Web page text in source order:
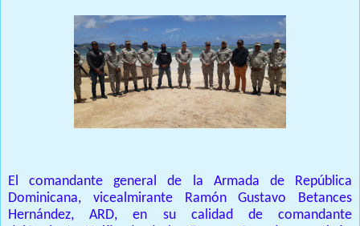
El comandante general de la Armada de República
Dominicana, vicealmirante Ramón Gustavo Betances
Hernández, ARD, en su calidad de comandante